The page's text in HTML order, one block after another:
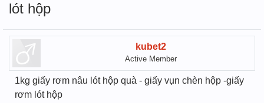
lót hộp
kubet2
Active Member
1kg giấy rơm nâu lót hộp quà - giấy vụn chèn hộp -giấy
rơm lót hộp